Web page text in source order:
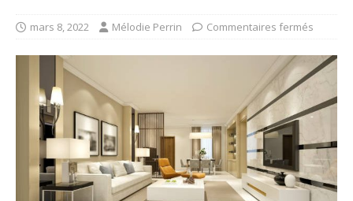
mars 8, 2022 Mélodie Perrin Commentaires fermés